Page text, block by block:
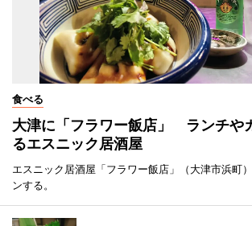
食べる
大津に「フラワー飯店」 ランチや
るエスニック居酒屋
エスニック居酒屋「フラワー飯店」（大津市浜町
ンする。